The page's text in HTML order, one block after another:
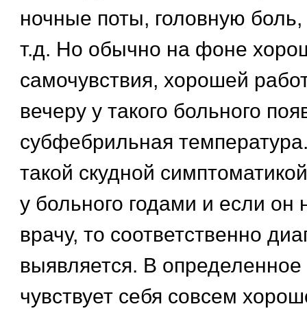
ночные поты, головную
т.д. Но обычно на фоне
самочувствия, хорошей
вечеру у такого больного
субфебрильная
такой скудной
у больного годами и если он
врачу, то соответственно
выявляется. В
чувствует себя совсем